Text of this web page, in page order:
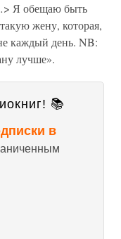
Я обещаю быть
жену, которая,
каждый день. NB:
лучше».
📚
в